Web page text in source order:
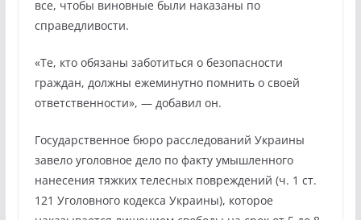
все, чтобы виновные были наказаны по
справедливости.
«Те, кто обязаны заботиться о безопасности
граждан, должны ежеминутно помнить о своей
ответственности», — добавил он.
Государственное бюро расследований Украины
завело уголовное дело по факту умышленного
нанесения тяжких телесных повреждений (ч. 1 ст.
121 Уголовного кодекса Украины), которое